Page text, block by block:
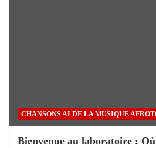
CHANSONS AI DE LA MUSIQUE
Bienvenue au laboratoire :